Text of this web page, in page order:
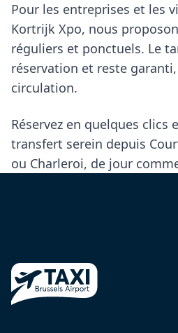
Pour les entreprises et les
Kortrijk Xpo, nous
réguliers et ponctuels. Le
réservation et reste
circulation.
Réservez en quelques clics
transfert serein depuis
ou Charleroi, de jour